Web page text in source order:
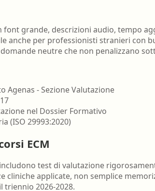
font grande, descrizioni audio, tempo
anche per professionisti stranieri con
neutre che non penalizzano
Agenas - Sezione Valutazione
nel Dossier Formativo
(ISO 29993:2020)
ECM
includono test di valutazione
cliniche applicate, non semplice
triennio 2026-2028.